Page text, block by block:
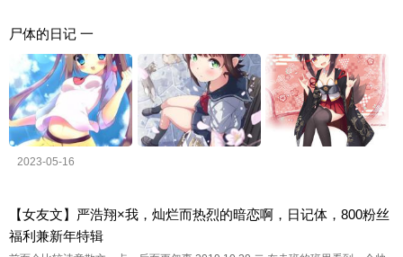
尸体的日记 一
2023-05-16
【女友文】严浩翔×我，灿烂而热烈的暗恋啊，日记体，800粉丝
福利兼新年特辑